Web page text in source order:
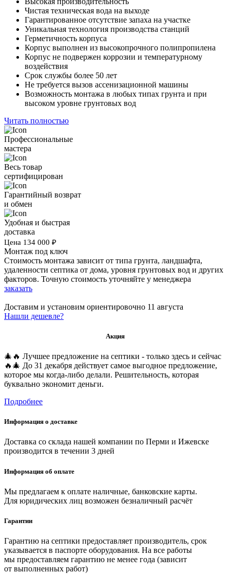
Чистая техническая вода на выходе
Гарантированное отсутствие запаха на участке
Уникальная технология производства станций
Герметичность корпуса
Корпус выполнен из высокопрочного полипропилена
Корпус не подвержен коррозии и температурному
воздействия
Срок службы более 50 лет
Не требуется вызов ассенизационной машины
Возможность монтажа в любых типах грунта и при
высоком уровне грунтовых вод
Читать полностью
Профессиональные
мастера
Весь товар
сертифицирован
Гарантийный возврат
и обмен
Удобная и быстрая
доставка
Цена 134 000 ₽
Монтаж под ключ
Стоимость монтажа зависит от типа грунта, ландшафта,
удаленности септика от дома, уровня грунтовых вод и других
факторов. Точную стоимость уточняйте у менеджера
заказать
Доставим и установим ориентировочно 11 августа
Нашли дешевле?
Акция
🎄🔥 Лучшее предложение на септики - только здесь и сейчас
🔥🎄 До 31 декабря действует самое выгодное предложение,
которое мы когда-либо делали. Решительность, которая
буквально экономит деньги.
Подробнее
Информация о доставке
Доставка со склада нашей компании по Перми и Ижевске
производится в течении 3 дней
Информация об оплате
Мы предлагаем к оплате наличные, банковские карты.
Для юридических лиц возможен безналичный расчёт
Гарантии
Гарантию на септики предоставляет производитель, срок
указывается в паспорте оборудования. На все работы
мы предоставляем гарантию не менее года (зависит
от выполненных работ)